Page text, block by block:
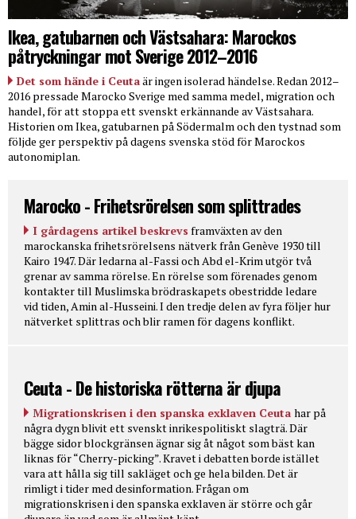
Ikea, gatubarnen och Västsahara: Marockos
påtryckningar mot Sverige 2012–2016
Det som hände i Ceutaär ingen isolerad händelse. Redan 2012–
2016 pressade Marocko Sverige med samma medel, migration och
handel, för att stoppa ett svenskt erkännande av Västsahara.
Historien om Ikea, gatubarnen på Södermalm och den tystnad som
följde ger perspektiv på dagens svenska stöd för Marockos
autonomiplan.
Marocko - Frihetsrörelsen som splittrades
I gårdagens artikel beskrevs framväxten av den
marockanska frihetsrörelsens nätverk från Genève 1930 till
Kairo 1947. Där ledarna al-Fassi och Abd el-Krim utgör två
grenar av samma rörelse. En rörelse som förenades genom
kontakter till Muslimska brödraskapets obestridde ledare
vid tiden, Amin al-Husseini. I den tredje delen av fyra följer hur
nätverket splittras och blir ramen för dagens konflikt.
Ceuta - De historiska rötterna är djupa
Migrationskrisen i den spanska exklaven Ceuta har på
några dygn blivit ett svenskt inrikespolitiskt slagträ. Där
bägge sidor blockgränsen ägnar sig åt något som bäst kan
liknas för “Cherry-picking”. Kravet i debatten borde istället
vara att hålla sig till sakläget och ge hela bilden. Det är
rimligt i tider med desinformation. Frågan om
migrationskrisen i den spanska exklaven är större och går